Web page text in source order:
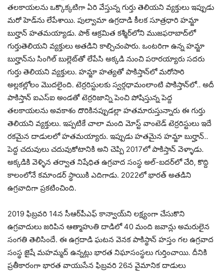
తలకాయలను ఒక్కొక్కటిగా ఏరి వేస్తున్న గుర్తు తెలియని వ్యక్తులు ఇప్పుడు
మరో హెడ్‌ను లేపేశాయి. పుల్వామా ఉగ్రదాడి కీలక సూత్రధారి హమ్జా
బుర్హాన్ హతమయ్యాడు. పాక్‌ ఆక్రమిత కశ్మీర్‌లోని ముజఫరాబాద్‌లో
గుర్తుతెలియని వ్యక్తులు అతడిని కాల్చిచంపారు. ఒంటరిగా ఉన్న హమ్జా
బుర్హాన్‌ను సింగిల్ బుల్లెట్‌తో లేపేసి అక్కడి నుంచి పరారయ్యారు సదరు
గుర్తు తెలియని వ్యక్తులు. హమ్జా హత్యతో పాకిస్తాన్‌లో మరోసారి
అల్లకల్లోలం మొదలైంది. టెర్రరిస్టులకు స్వర్గధామంలాంటి పాకిస్తాన్‌లో.. అదీ
పాకిస్తాన్ ఐఎస్ఐ అండతో టెర్రరిజాన్ని పెంచి పోషిస్తున్న పెద్ద
తలకాయలను అవకాశం దొరికినప్పుడల్లా హతమారుస్తున్నారు ఈ గుర్తు
తెలియని వ్యక్తులు. ఇప్పటికే చాలా మంది మోస్ట్ వాంటెడ్ టెర్రరిస్టులు ఇదే
రకమైన దాడులలో హతమయ్యారు. ఇప్పుడు హతమైన హమ్జా బుర్హాన్..
పెద్ద చదువులు చదువుకోటానికి అని చెప్పి 2017లో పాకిస్తాన్ వెళ్ళాడు.
అక్కడికి వెళ్ళిన తర్వాత నిషేధిత ఉగ్రవాద సంస్థ అల్-బదర్‌లో చేరి, కొద్ది
కాలంలోనే కమాండర్ స్థాయికి ఎదిగాడు. 2022లో భారత్‌ అతడిని
ఉగ్రవాదిగా ప్రకటించింది.
2019 ఫిబ్రవరి 14న సీఆర్‌పీఎఫ్‌ కాన్వాయ్‌ని లక్ష్యంగా చేసుకొని
ఉగ్రవాదులు జరిపిన ఆత్మాహుతి దాడిలో 40 మంది జవాన్లు అమరులైన
సంగతి తెలిసిందే. ఈ ఉగ్రదాడి ఘటన వెనక పాకిస్థాన్‌ హస్తం గల ఉగ్రవాద
సంస్థ జైషే మహమ్మద్‌ ఉన్నట్లు భారత నిఘాసంస్థలు గుర్తించాయి. దీనికి
ప్రతీకారంగా భారత వాయుసేన ఫిబ్రవరి 26న వైమానిక దాడులు